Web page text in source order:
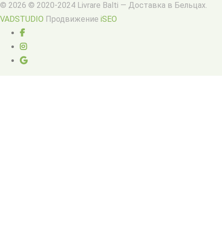
© 2026 © 2020-2024 Livrare Balti — Доставка в Бельцах.
VADSTUDIO Продвижение iSEO